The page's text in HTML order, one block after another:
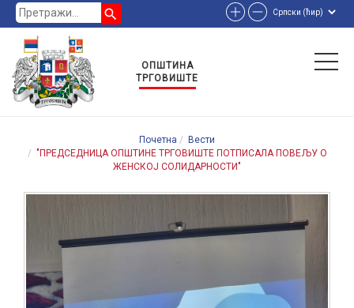
search
ОПШТИНА
ТРГОВИШТЕ
Почетна
Вести
"ПРЕДСЕДНИЦА ОПШТИНЕ ТРГОВИШТЕ ПОТПИСАЛА ПОВЕЉУ О
ЖЕНСКОЈ СОЛИДАРНОСТИ"